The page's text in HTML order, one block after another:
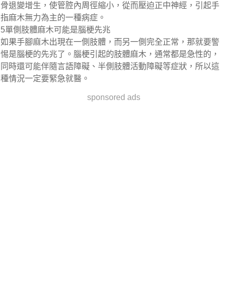
骨退變增生，使管腔內周徑縮小，從而壓迫正中神經，引起手
指麻木無力為主的一種病症。
5單側肢體麻木可能是腦梗先兆
如果手腳麻木出現在一側肢體，而另一側完全正常，那就要警
惕是腦梗的先兆了。腦梗引起的肢體麻木，通常都是急性的，
同時還可能伴隨言語障礙、半側肢體活動障礙等症狀，所以這
種情況一定要緊急就醫。
sponsored ads